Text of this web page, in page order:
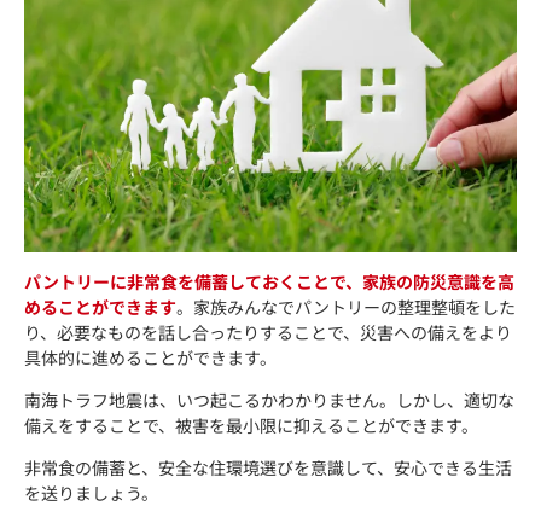
パントリーに非常食を備蓄しておくことで、家族の防災意識を高
めることができます。家族みんなでパントリーの整理整頓をした
り、必要なものを話し合ったりすることで、災害への備えをより
具体的に進めることができます。
南海トラフ地震は、いつ起こるかわかりません。しかし、適切な
備えをすることで、被害を最小限に抑えることができます。
非常食の備蓄と、安全な住環境選びを意識して、安心できる生活
を送りましょう。